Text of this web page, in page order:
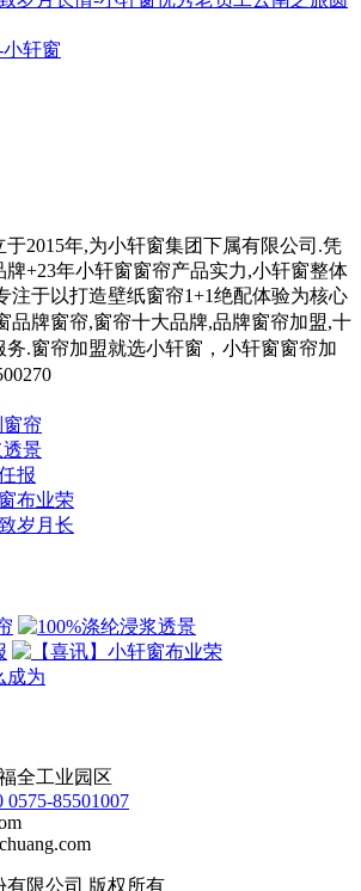
轩窗
2015年,为小轩窗集团下属有限公司.凭
牌+23年小轩窗窗帘产品实力,小轩窗整体
注于以打造壁纸窗帘1+1绝配体验为核心
品牌窗帘,窗帘十大品牌,品牌窗帘加盟,十
务.窗帘加盟就选小轩窗，小轩窗窗帘加
窗帘
透景
报
布业荣
岁月长
全工业园区
0575-85501007
有限公司 版权所有